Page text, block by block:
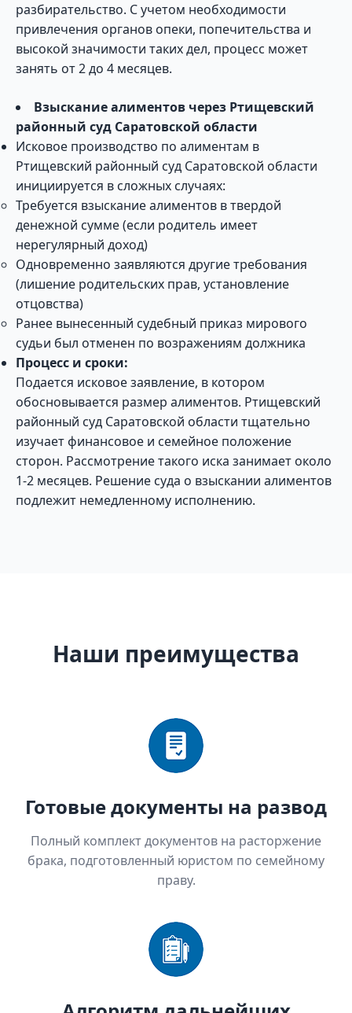
разбирательство. С учетом необходимости
привлечения органов опеки, попечительства и
высокой значимости таких дел, процесс может
занять от 2 до 4 месяцев.
Взыскание алиментов через Ртищевский
районный суд Саратовской области
Исковое производство по алиментам в
Ртищевский районный суд Саратовской области
инициируется в сложных случаях:
Требуется взыскание алиментов в твердой
денежной сумме (если родитель имеет
нерегулярный доход)
Одновременно заявляются другие требования
(лишение родительских прав, установление
отцовства)
Ранее вынесенный судебный приказ мирового
судьи был отменен по возражениям должника
Процесс и сроки:
Подается исковое заявление, в котором
обосновывается размер алиментов. Ртищевский
районный суд Саратовской области тщательно
изучает финансовое и семейное положение
сторон. Рассмотрение такого иска занимает около
1-2 месяцев. Решение суда о взыскании алиментов
подлежит немедленному исполнению.
Наши преимущества
Готовые документы на развод
Полный комплект документов на расторжение
брака, подготовленный юристом по семейному
праву.